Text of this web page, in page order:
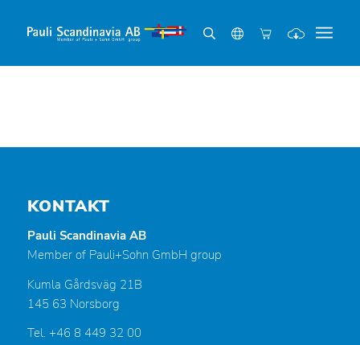
KONTAKT
Pauli Scandinavia AB
Member of Pauli+Sohn GmbH group
Kumla Gårdsväg 21B
145 63 Norsborg
Tel. +46 8 449 32 00